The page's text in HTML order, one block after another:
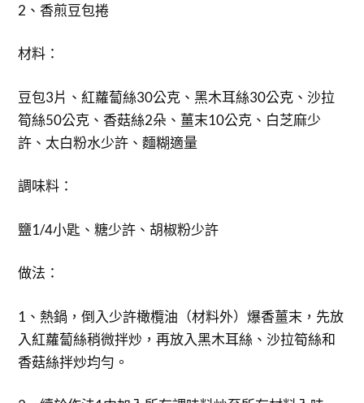
2、香煎豆包捲
材料：
豆包3片、紅蘿蔔絲30公克、黑木耳絲30公克、沙拉
筍絲50公克、香菇絲2朵、薑末10公克、白芝麻少
許、太白粉水少許、麵糊適量
調味料：
鹽1/4小匙、糖少許、胡椒粉少許
做法：
1、熱鍋，倒入少許橄欖油（材料外）爆香薑末，先放
入紅蘿蔔絲稍微拌炒，再放入黑木耳絲、沙拉筍絲和
香菇絲拌炒均勻。